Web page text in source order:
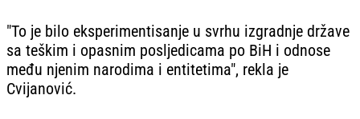
"To je bilo eksperimentisanje u svrhu izgradnje države
sa teškim i opasnim posljedicama po BiH i odnose
među njenim narodima i entitetima", rekla je
Cvijanović.